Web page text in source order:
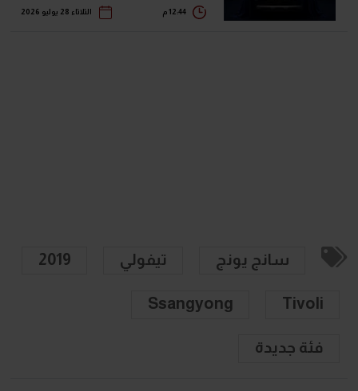
12:44 م الثلاثاء 28 يوليو 2026
سانج يونج تيفولي 2019
Tivoli
Ssangyong
فئة جديدة